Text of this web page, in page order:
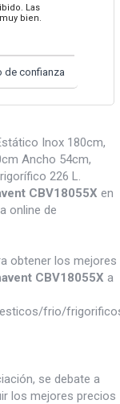
Las
bien.
de confianza
Inox 180cm,
Ancho 54cm,
226 L.
CBV18055X en
online de
obtener los mejores
CBV18055X a
frio/
se debate a
los mejores precios